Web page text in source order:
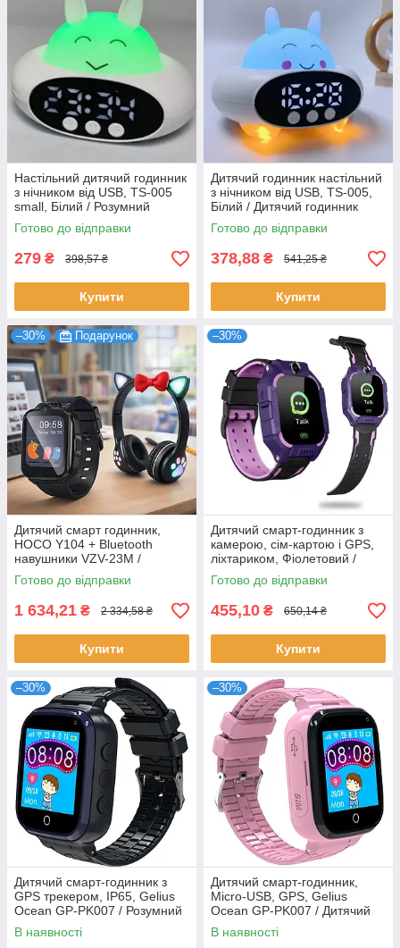
Настільний дитячий годинник
з нічником від USB, TS-005
small, Білий / Розумний
будильник / Дитячий
годинник нічник
Готово до відправки
279 ₴ 398,57 ₴
Купити
Дитячий годинник настільний
з нічником від USB, TS-005,
Білий / Дитячий годинник
нічник / Розумний будильник
дитячий
Готово до відправки
378,88 ₴ 541,25 ₴
Купити
–30% Подарунок
Дитячий смарт годинник,
HOCO Y104 + Bluetooth
навушники VZV-23M /
Розумний годинник для дітей
/ Смарт годинник / Годинник з
GPS
Готово до відправки
1 634,21 ₴ 2 334,58 ₴
Купити
–30%
Дитячий смарт-годинник з
камерою, сім-картою і GPS,
ліхтариком, Фіолетовий /
Розумний годинник для дітей
з функцією дзвінка
Готово до відправки
455,10 ₴ 650,14 ₴
Купити
–30%
Дитячий смарт-годинник з
GPS трекером, IP65, Gelius
Ocean GP-PK007 / Розумний
годинник для дітей / Смарт
годинник дитячий
В наявності
–30%
Дитячий смарт-годинник,
Micro-USB, GPS, Gelius
Ocean GP-PK007 / Дитячий
годинник / Розумний
годинник для дитини
В наявності